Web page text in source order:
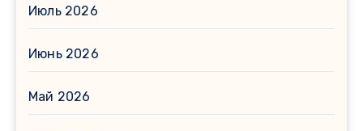
Июль 2026
Июнь 2026
Май 2026